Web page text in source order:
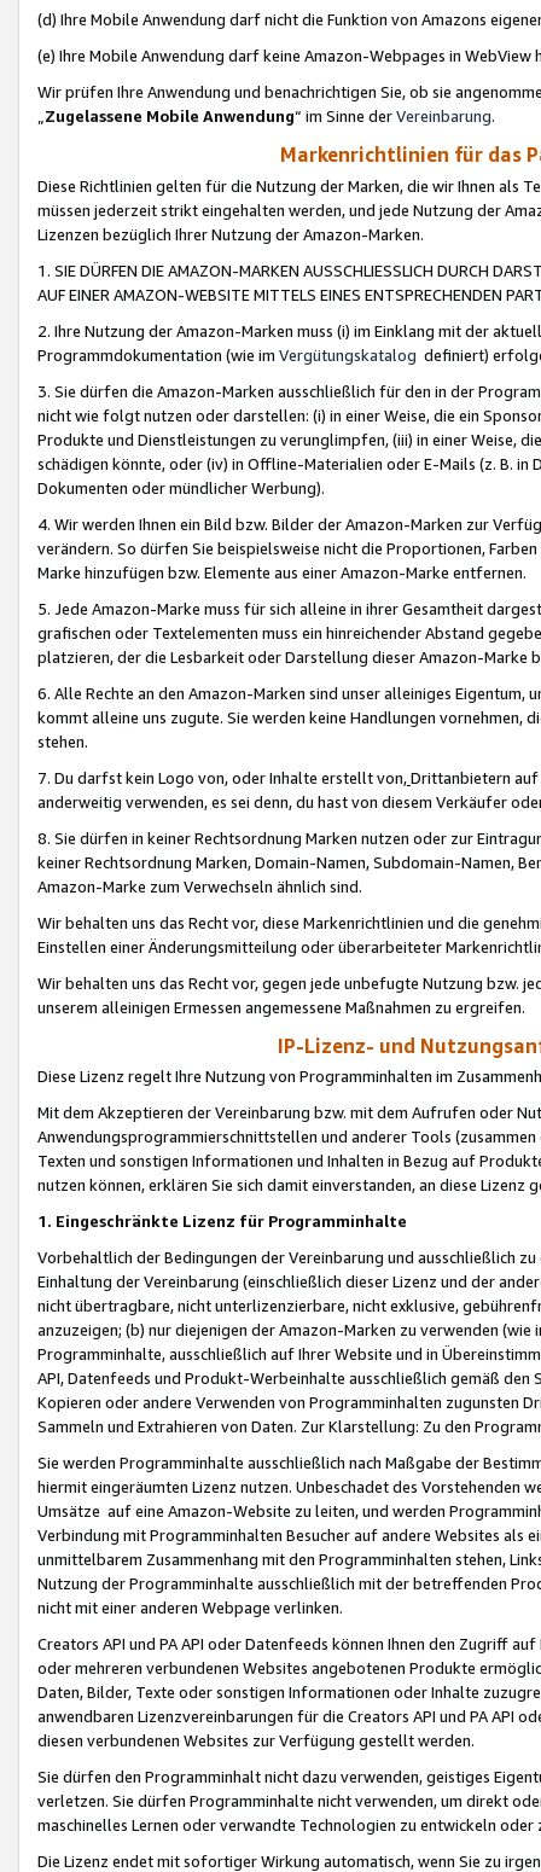
(d) Ihre Mobile Anwendung darf nicht die Funktion von Amazons
(e) Ihre Mobile Anwendung darf keine Amazon-Webpages in WebView
Wir prüfen Ihre Anwendung und benachrichtigen Sie, ob sie
„Zugelassene Mobile Anwendung“ im Sinne derVereinbarung.
Markenrichtlinien für das
Diese Richtlinien gelten für die Nutzung der Marken, die wir Ihnen als
müssen jederzeit strikt eingehalten werden, und jede Nutzung der
Lizenzen bezüglich Ihrer Nutzung der Amazon-Marken.
1. SIE DÜRFEN DIE AMAZON-MARKEN AUSSCHLIESSLICH DURCH
AUF EINER AMAZON-WEBSITE MITTELS EINES ENTSPRECHENDEN
2. Ihre Nutzung der Amazon-Marken muss (i) im Einklang mit der
Programmdokumentation (wie im Vergütungskatalog definiert)
3. Sie dürfen die Amazon-Marken ausschließlich für den in der
nicht wie folgt nutzen oder darstellen: (i) in einer Weise, die ein
Produkte und Dienstleistungen zu verunglimpfen, (iii) in einer Weise,
schädigen könnte, oder (iv) in Offline-Materialien oder E-Mails (z. B. in
Dokumenten oder mündlicher Werbung).
4. Wir werden Ihnen ein Bild bzw. Bilder der Amazon-Marken zur
verändern. So dürfen Sie beispielsweise nicht die Proportionen,
Marke hinzufügen bzw. Elemente aus einer Amazon-Marke entfernen.
5. Jede Amazon-Marke muss für sich alleine in ihrer Gesamtheit
grafischen oder Textelementen muss ein hinreichender Abstand
platzieren, der die Lesbarkeit oder Darstellung dieser Amazon-Marke
6. Alle Rechte an den Amazon-Marken sind unser alleiniges
kommt alleine uns zugute. Sie werden keine Handlungen vornehmen,
stehen.
7. Du darfst kein Logo von, oder Inhalte erstellt von,Drittanbietern auf
anderweitig verwenden, es sei denn, du hast von diesem Verkäufer
8. Sie dürfen in keiner Rechtsordnung Marken nutzen oder zur
keiner Rechtsordnung Marken, Domain-Namen, Subdomain-Namen,
Amazon-Marke zum Verwechseln ähnlich sind.
Wir behalten uns das Recht vor, diese Markenrichtlinien und die
Einstellen einer Änderungsmitteilung oder überarbeiteter
Wir behalten uns das Recht vor, gegen jede unbefugte Nutzung bzw.
unserem alleinigen Ermessen angemessene Maßnahmen zu ergreifen.
IP-Lizenz- und
Diese Lizenz regelt Ihre Nutzung von Programminhalten im
Mit dem Akzeptieren der Vereinbarung bzw. mit dem Aufrufen oder
Anwendungsprogrammierschnittstellen und anderer Tools (zusammen
Texten und sonstigen Informationen und Inhalten in Bezug auf
nutzen können, erklären Sie sich damit einverstanden, an diese Lizenz
1. Eingeschränkte Lizenz für Programminhalte
Vorbehaltlich der Bedingungen der Vereinbarung und ausschließlich
Einhaltung der Vereinbarung (einschließlich dieser Lizenz und der
nicht übertragbare, nicht unterlizenzierbare, nicht exklusive,
anzuzeigen; (b) nur diejenigen der Amazon-Marken zu verwenden
Programminhalte, ausschließlich auf Ihrer Website und in
API, Datenfeeds und Produkt-Werbeinhalte ausschließlich gemäß
Kopieren oder andere Verwenden von Programminhalten zugunsten
Sammeln und Extrahieren von Daten. Zur Klarstellung: Zu den
Sie werden Programminhalte ausschließlich nach Maßgabe der
hiermit eingeräumten Lizenz nutzen. Unbeschadet des Vorstehenden
Umsätze auf eine Amazon-Website zu leiten, und werden
Verbindung mit Programminhalten Besucher auf andere Websites als
unmittelbarem Zusammenhang mit den Programminhalten stehen,
Nutzung der Programminhalte ausschließlich mit der betreffenden
nicht mit einer anderen Webpage verlinken.
Creators API und PA API oder Datenfeeds können Ihnen den Zugriff
oder mehreren verbundenen Websites angebotenen Produkte
Daten, Bilder, Texte oder sonstigen Informationen oder Inhalte
anwendbaren Lizenzvereinbarungen für die Creators API und PA API
diesen verbundenen Websites zur Verfügung gestellt werden.
Sie dürfen den Programminhalt nicht dazu verwenden, geistiges
verletzen. Sie dürfen Programminhalte nicht verwenden, um direkt
maschinelles Lernen oder verwandte Technologien zu entwickeln
Die Lizenz endet mit sofortiger Wirkung automatisch, wenn Sie zu